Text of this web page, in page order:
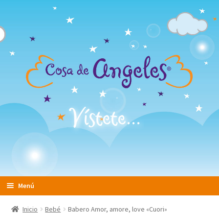
Vístete...
a
al
contenido
Menú
Home
Inicio Bebé Babero Amor, amore, love «Cuori»